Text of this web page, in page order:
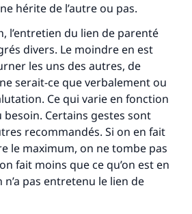
hérite de l’autre ou pas.
l’entretien du lien de parenté
divers. Le moindre en est
les uns des autres, de
serait-ce que verbalement ou
Ce qui varie en fonction
besoin. Certains gestes sont
recommandés. Si on en fait
le maximum, on ne tombe pas
fait moins que ce qu’on est en
pas entretenu le lien de